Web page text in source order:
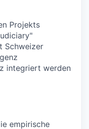
Projekts
Schweizer
integriert werden
empirische